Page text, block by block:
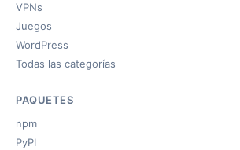
VPNs
Juegos
WordPress
Todas las categorías
PAQUETES
npm
PyPI